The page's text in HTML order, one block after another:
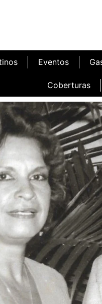
Eventos
Coberturas
Inauguração Illa Café